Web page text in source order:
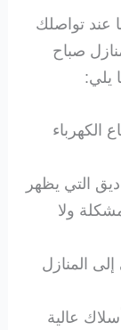
عند تواصلك
صباح
يلي:
الكهرباء
التي يظهر
ولا
المنازل
عالية